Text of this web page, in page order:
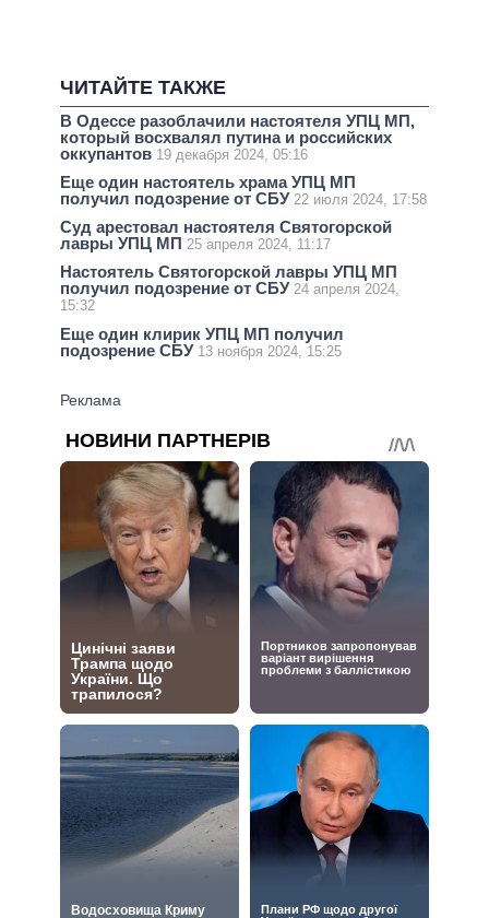
ЧИТАЙТЕ ТАКЖЕ
В Одессе разоблачили настоятеля УПЦ МП,
который восхвалял путина и российских
оккупантов 19 декабря 2024, 05:16
Еще один настоятель храма УПЦ МП
получил подозрение от СБУ 22 июля 2024, 17:58
Суд арестовал настоятеля Святогорской
лавры УПЦ МП 25 апреля 2024, 11:17
Настоятель Святогорской лавры УПЦ МП
получил подозрение от СБУ 24 апреля 2024,
15:32
Еще один клирик УПЦ МП получил
подозрение СБУ 13 ноября 2024, 15:25